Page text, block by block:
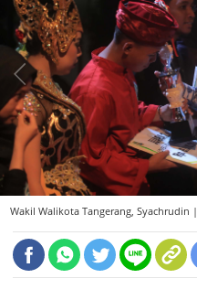
Wakil Walikota Tangerang, Syachrudin |